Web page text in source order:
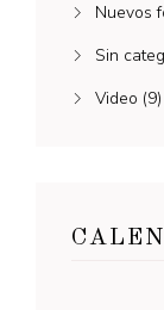
Nuevos
Sin
Video (9)